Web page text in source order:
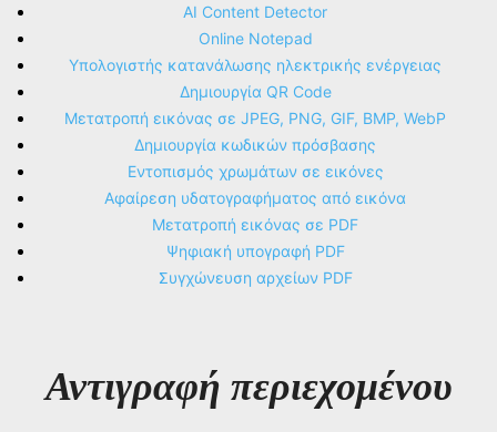
AI Content Detector
Online Notepad
Υπολογιστής κατανάλωσης ηλεκτρικής ενέργειας
Δημιουργία QR Code
Μετατροπή εικόνας σε JPEG, PNG, GIF, BMP, WebP
Δημιουργία κωδικών πρόσβασης
Εντοπισμός χρωμάτων σε εικόνες
Αφαίρεση υδατογραφήματος από εικόνα
Μετατροπή εικόνας σε PDF
Ψηφιακή υπογραφή PDF
Συγχώνευση αρχείων PDF
Αντιγραφή περιεχομένου